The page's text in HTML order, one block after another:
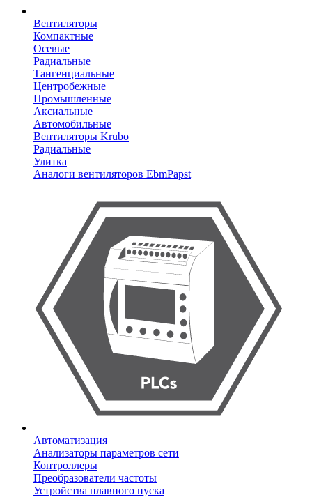
Вентиляторы
Компактные
Осевые
Радиальные
Тангенциальные
Центробежные
Промышленные
Аксиальные
Автомобильные
Вентиляторы Krubo
Радиальные
Улитка
Аналоги вентиляторов EbmPapst
Автоматизация
Анализаторы параметров сети
Контроллеры
Преобразователи частоты
Устройства плавного пуска